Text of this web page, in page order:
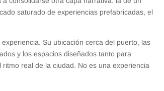
saturado de experiencias prefabricadas, el
Su ubicación cerca del puerto, las
y los espacios diseñados tanto para
real de la ciudad. No es una experiencia